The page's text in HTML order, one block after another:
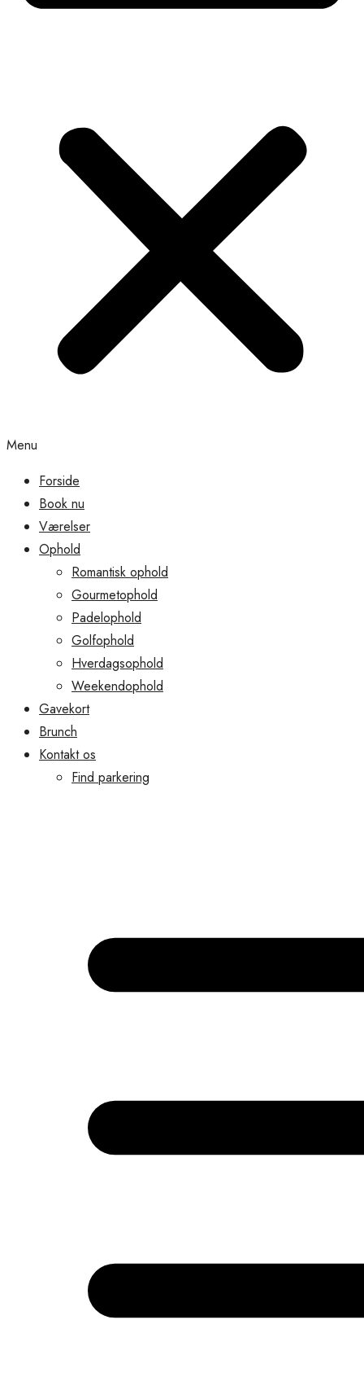
Menu
Forside
Book nu
Værelser
Ophold
Romantisk ophold
Gourmetophold
Padelophold
Golfophold
Hverdagsophold
Weekendophold
Gavekort
Brunch
Kontakt os
Find parkering